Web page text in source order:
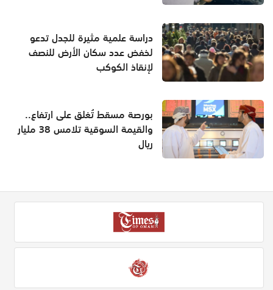
دراسة علمية مثيرة للجدل تدعو
لخفض عدد سكان الأرض للنصف
لإنقاذ الكوكب
بورصة مسقط تُغلق على ارتفاع..
والقيمة السوقية تلامس 38 مليار
ريال